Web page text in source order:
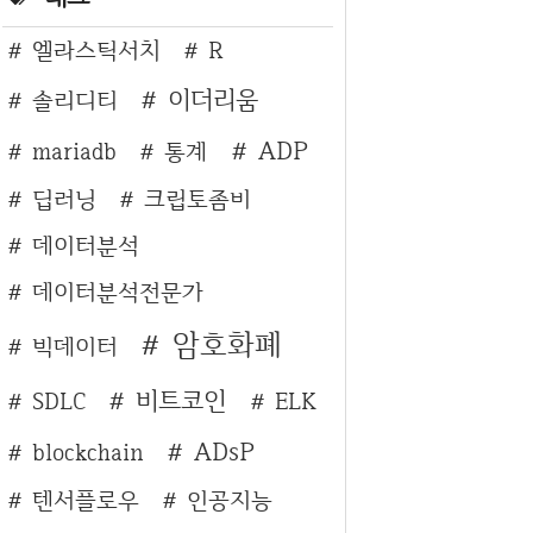
엘라스틱서치
R
솔리디티
이더리움
mariadb 통계 ADP
딥러닝
크립토좀비
데이터분석
데이터분석전문가
빅데이터
암호화폐
SDLC 비트코인
ELK
blockchain
ADsP
텐서플로우
인공지능